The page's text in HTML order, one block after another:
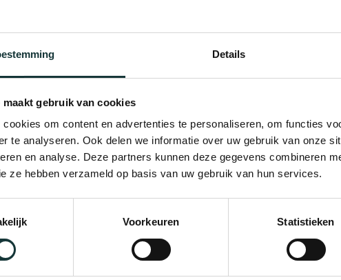
Details
maakt gebruik van cookies
cookies om content en advertenties te personaliseren, om functies
te analyseren. Ook delen we informatie over uw gebruik van onze
en analyse. Deze partners kunnen deze gegevens combineren
ze hebben verzameld op basis van uw gebruik van hun services.
Voorkeuren Statistieken
Bekijk alle blogberichten